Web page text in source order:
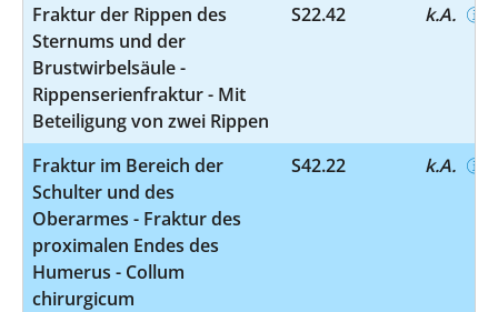
Fraktur der Rippen des
Sternums und der
Brustwirbelsäule -
Rippenserienfraktur - Mit
Beteiligung von zwei Rippen
S22.42 k.A.
Fraktur im Bereich der
Schulter und des
Oberarmes - Fraktur des
proximalen Endes des
Humerus - Collum
chirurgicum
S42.22 k.A.